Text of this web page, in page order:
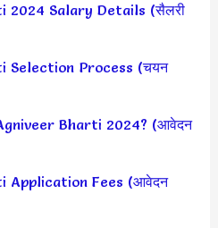
2024 Salary Details (सैलरी
Selection Process (चयन
Bharti 2024? (आवेदन
Application Fees (आवेदन